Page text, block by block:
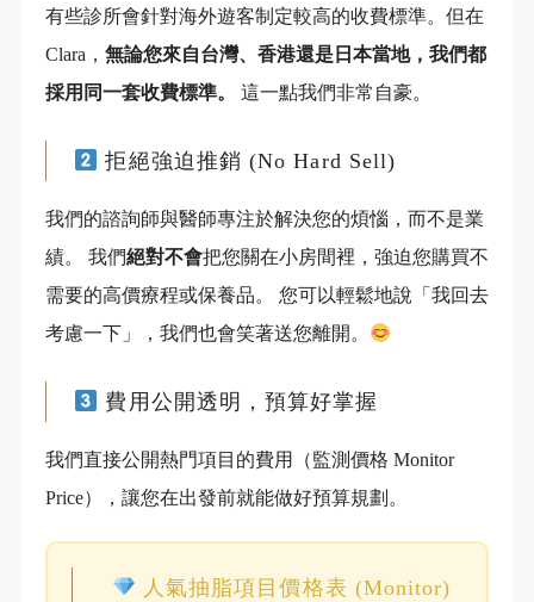
有些診所會針對海外遊客制定較高的收費標準。但在
Clara， 無論您來自台灣、香港還是日本當地，我們都
採用同一套收費標準。
這一點我們非常自豪。
拒絕強迫推銷 (No Hard Sell)
我們的諮詢師與醫師專注於解決您的煩惱，而不是業
績。 我們絕對不會把您關在小房間裡，強迫您購買不
需要的高價療程或保養品。 您可以輕鬆地說「我回去
考慮一下」，我們也會笑著送您離開。
費用公開透明，預算好掌握
我們直接公開熱門項目的費用（監測價格 Monitor
Price），讓您在出發前就能做好預算規劃。
人氣抽脂項目價格表 (Monitor)